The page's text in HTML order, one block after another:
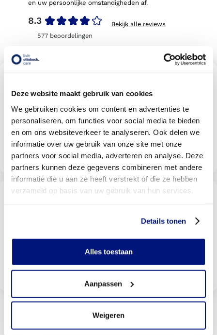
Deze website maakt gebruik van cookies
We gebruiken cookies om content en advertenties te
personaliseren, om functies voor social media te bieden
en om ons websiteverkeer te analyseren. Ook delen we
informatie over uw gebruik van onze site met onze
partners voor social media, adverteren en analyse. Deze
partners kunnen deze gegevens combineren met andere
informatie die u aan ze heeft verstrekt of die ze hebben
verzameld op basis van uw gebruik van hun services.
Details tonen
Alles toestaan
Aanpassen
Weigeren
en uw persoonlijke omstandigheden af.
8.3
577beoordelingen
Bekijk alle reviews
Met meer dan 140 locaties vindt u altijd een locatie bij
u in de buurt
Wordt uw behandeling door uw
verzekering vergoed?
Selecteer uw verzekeraar om te kijken of u vergoed
Bekijk vergoedingen
Veelgestelde vragen